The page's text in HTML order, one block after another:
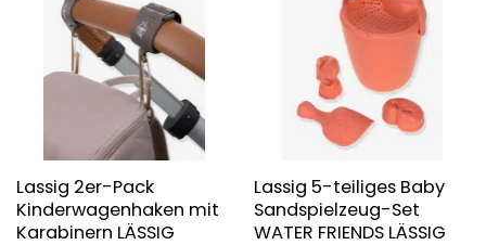
Lassig 2er-Pack
Kinderwagenhaken mit
Karabinern LÄSSIG
Lassig 5-teiliges Baby
Sandspielzeug-Set
WATER FRIENDS LÄSSIG